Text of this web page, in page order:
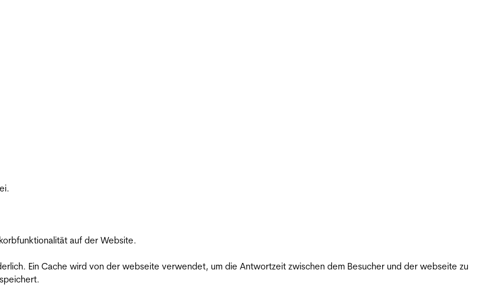
auf der Website.
Ein Cache wird von der webseite verwendet, um die Antwortzeit zwischen dem Besucher und der webseite zu